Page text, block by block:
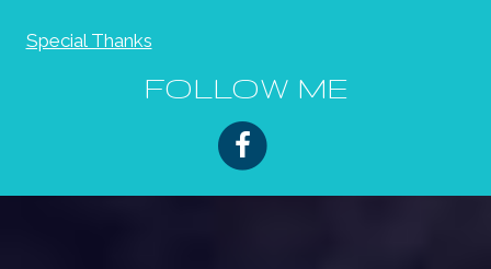
Special Thanks
FOLLOW ME